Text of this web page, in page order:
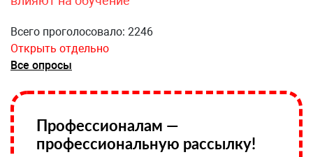
Всего проголосовало: 2246
Открыть отдельно
Все опросы
Профессионалам —
профессиональную рассылку!